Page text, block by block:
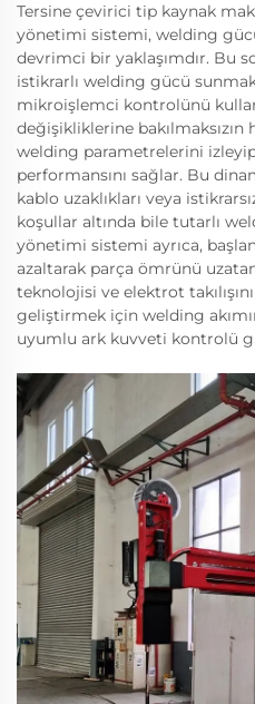
Tersine çevirici tip kaynak
yönetimi sistemi, welding
devrimci bir yaklaşımdır. Bu
istikrarlı welding gücü
mikroişlemci kontrolünü
değişikliklerine bakılmaksızın
welding parametrelerini
performansını sağlar. Bu
kablo uzaklıkları veya
koşullar altında bile tutarlı
yönetimi sistemi ayrıca,
azaltarak parça ömrünü
teknolojisi ve elektrot
geliştirmek için welding
uyumlu ark kuvveti kontrolü